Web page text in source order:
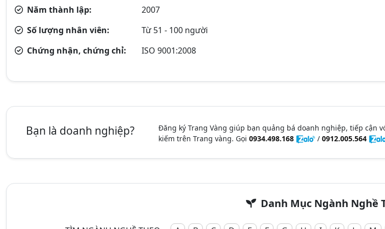
Năm thành lập:
2007
Số lượng nhân viên:
Từ 51 - 100 người
Chứng nhận, chứng chỉ:
ISO 9001:2008
Bạn là doanh nghiệp?
Đăng ký Trang Vàng giúp bạn quảng bá doanh nghiệp, tiếp cận
kiếm trên Trang vàng. Gọi 0934.498.168 / 0912.005.564
Danh Mục Ngành Nghề